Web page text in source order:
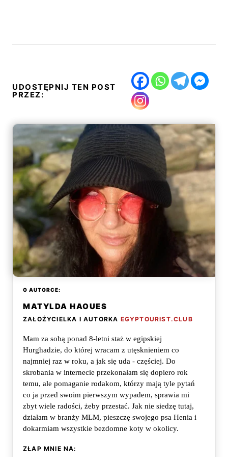
UDOSTĘPNIJ TEN POST
PRZEZ:
O AUTORCE:
MATYLDA HAOUES
ZAŁOŻYCIELKA I AUTORKA EGYPTOURIST.CLUB
Mam za sobą ponad 8-letni staż w egipskiej
Hurghadzie, do której wracam z utęsknieniem co
najmniej raz w roku, a jak się uda - częściej. Do
skrobania w internecie przekonałam się dopiero rok
temu, ale pomaganie rodakom, którzy mają tyle pytań
co ja przed swoim pierwszym wypadem, sprawia mi
zbyt wiele radości, żeby przestać. Jak nie siedzę tutaj,
działam w branży MLM, pieszczę swojego psa Henia i
dokarmiam wszystkie bezdomne koty w okolicy.
ZŁAP MNIE NA: